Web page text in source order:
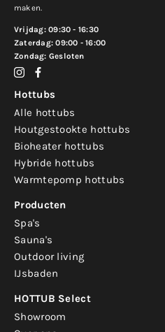
maken.
Vrijdag: 09:30 - 16:30
Zaterdag: 09:00 - 16:00
Zondag: Gesloten
Hottubs
Alle hottubs
Houtgestookte hottubs
Bioheater hottubs
Hybride hottubs
Warmtepomp hottubs
Producten
Spa's
Sauna's
Outdoor living
IJsbaden
HOTTUB Select
Showroom